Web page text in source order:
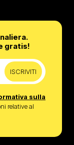
gratis!
ISCRIVITI
sulla
relative al